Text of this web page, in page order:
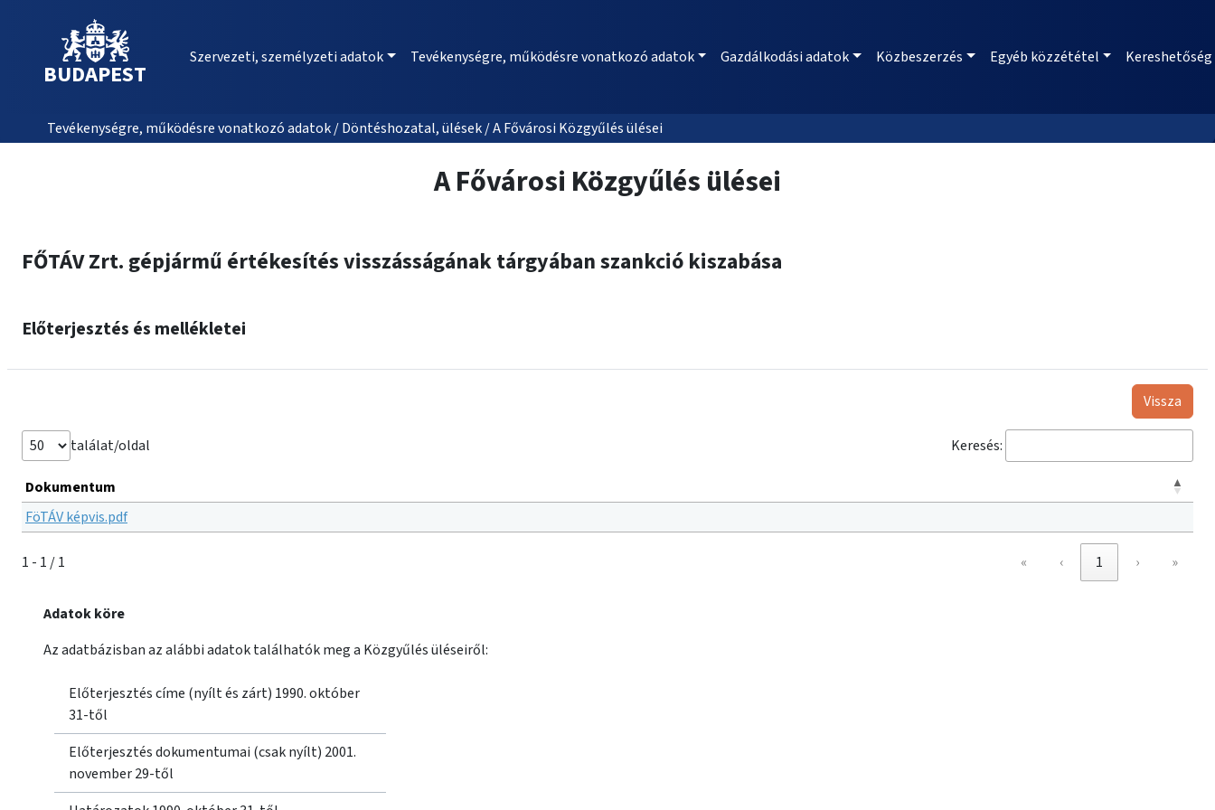
BUDAPEST
Szervezeti, személyzeti adatok Tevékenységre, működésre vonatkozó adatok Gazdálkodási adatok Közbeszerzés Egyéb közzététel Kereshetőség
Tevékenységre, működésre vonatkozó adatok / Döntéshozatal, ülések / A Fővárosi Közgyűlés ülései
A Fővárosi Közgyűlés ülései
FŐTÁV Zrt. gépjármű értékesítés visszásságának tárgyában szankció kiszabása
Előterjesztés és mellékletei
Vissza
találat/oldal Keresés:
Dokumentum
FöTÁV képvis.pdf
1 - 1 / 1 « ‹ 1 › »
Adatok köre
Az adatbázisban az alábbi adatok találhatók meg a Közgyűlés üléseiről:
Előterjesztés címe (nyílt és zárt) 1990. október
31-től
Előterjesztés dokumentumai (csak nyílt) 2001.
november 29-től